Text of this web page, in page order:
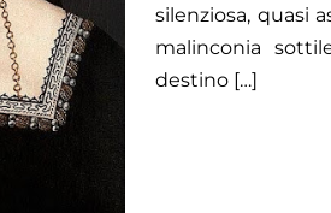
silenziosa, quasi
malinconia
destino […]